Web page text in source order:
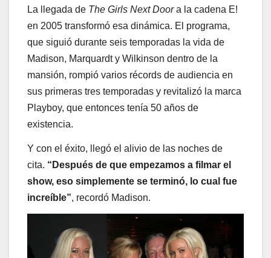
La llegada de The Girls Next Doora la cadena E!
en 2005 transformó esa dinámica. El programa,
que siguió durante seis temporadas la vida de
Madison, Marquardt y Wilkinson dentro de la
mansión, rompió varios récords de audiencia en
sus primeras tres temporadas y revitalizó la marca
Playboy, que entonces tenía 50 años de
existencia.
Y con el éxito, llegó el alivio de las noches de
cita. “Después de que empezamos a filmar el
show, eso simplemente se terminó, lo cual fue
increíble”, recordó Madison.